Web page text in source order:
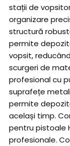
stații de
organizare
structură
permite
vopsit,
scurgeri de
profesional cu
suprafețe
permite
același timp.
pentru pistoale
profesionale.